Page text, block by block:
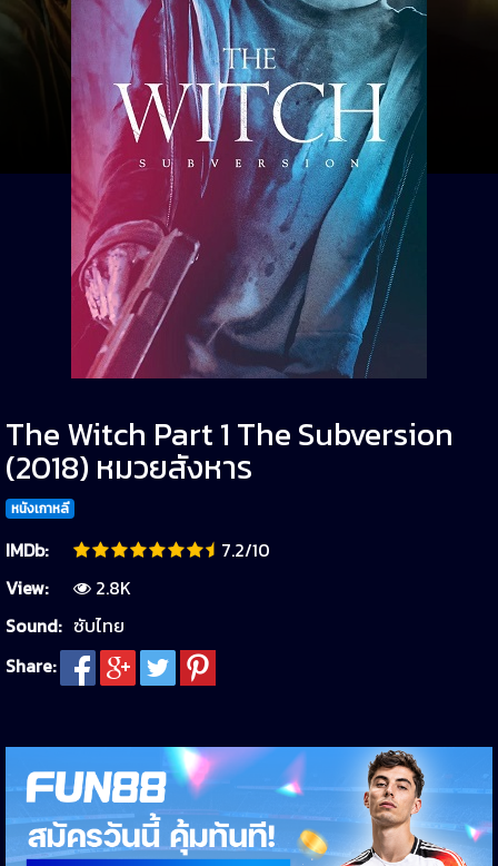
The Witch Part 1 The Subversion
(2018) หมวยสังหาร
หนังเกาหลี
IMDb:
7.2/10
View:
2.8K
Sound: ซับไทย
Share: